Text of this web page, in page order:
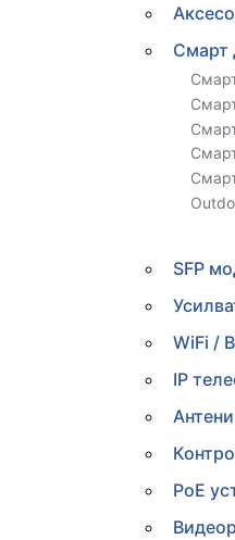
Смарт
SFP
WiFi /
IP
PoE